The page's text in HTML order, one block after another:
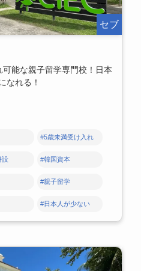
セブ
能な親子留学専門校！日本
なれる！
#5歳未満受け入れ
設 #韓国資本
#親子留学
#日本人が少ない